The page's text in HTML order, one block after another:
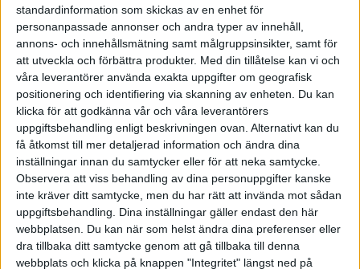
standardinformation som skickas av en enhet för
personanpassade annonser och andra typer av innehåll,
annons- och innehållsmätning samt målgruppsinsikter, samt för
att utveckla och förbättra produkter. Med din tillåtelse kan vi och
våra leverantörer använda exakta uppgifter om geografisk
positionering och identifiering via skanning av enheten. Du kan
klicka för att godkänna vår och våra leverantörers
uppgiftsbehandling enligt beskrivningen ovan. Alternativt kan du
få åtkomst till mer detaljerad information och ändra dina
inställningar innan du samtycker eller för att neka samtycke.
Observera att viss behandling av dina personuppgifter kanske
inte kräver ditt samtycke, men du har rätt att invända mot sådan
uppgiftsbehandling. Dina inställningar gäller endast den här
webbplatsen. Du kan när som helst ändra dina preferenser eller
dra tillbaka ditt samtycke genom att gå tillbaka till denna
webbplats och klicka på knappen "Integritet" längst ned på
stund, inser att jag tagit mig vatten över huvudet
(det har blivit mer komplicerat ju längre vi hållt
på). Får strunta i det blir försenat och lämna över
det till någon annan.
Kan man lämna in INK 4, INK 1 tomma och göra
rättningar sedan?
/ Mattias